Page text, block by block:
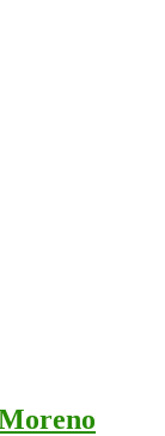
Moreno